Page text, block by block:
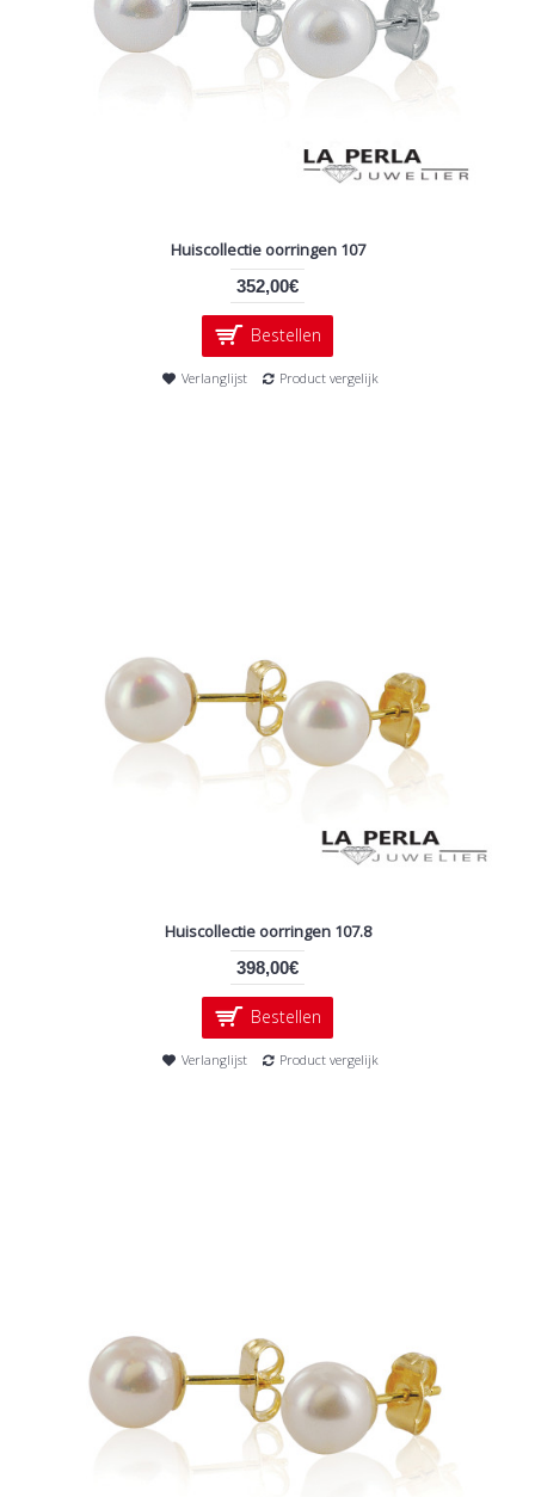
Huiscollectie oorringen 107
352,00€
Bestellen
Verlanglijst Product vergelijk
Huiscollectie oorringen 107.8
398,00€
Bestellen
Verlanglijst Product vergelijk